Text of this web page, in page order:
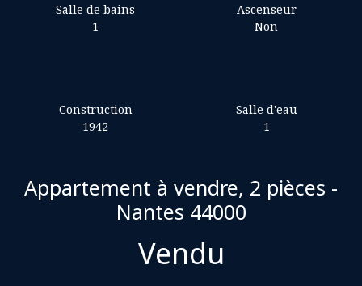
Salle de bains
1
Ascenseur
Non
Construction
1942
Salle d'eau
1
Appartement à vendre, 2 pièces -
Nantes 44000
Vendu